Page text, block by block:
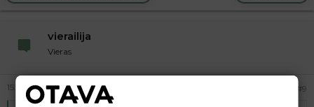
vierailija
Vieras
15.05.2026 #9